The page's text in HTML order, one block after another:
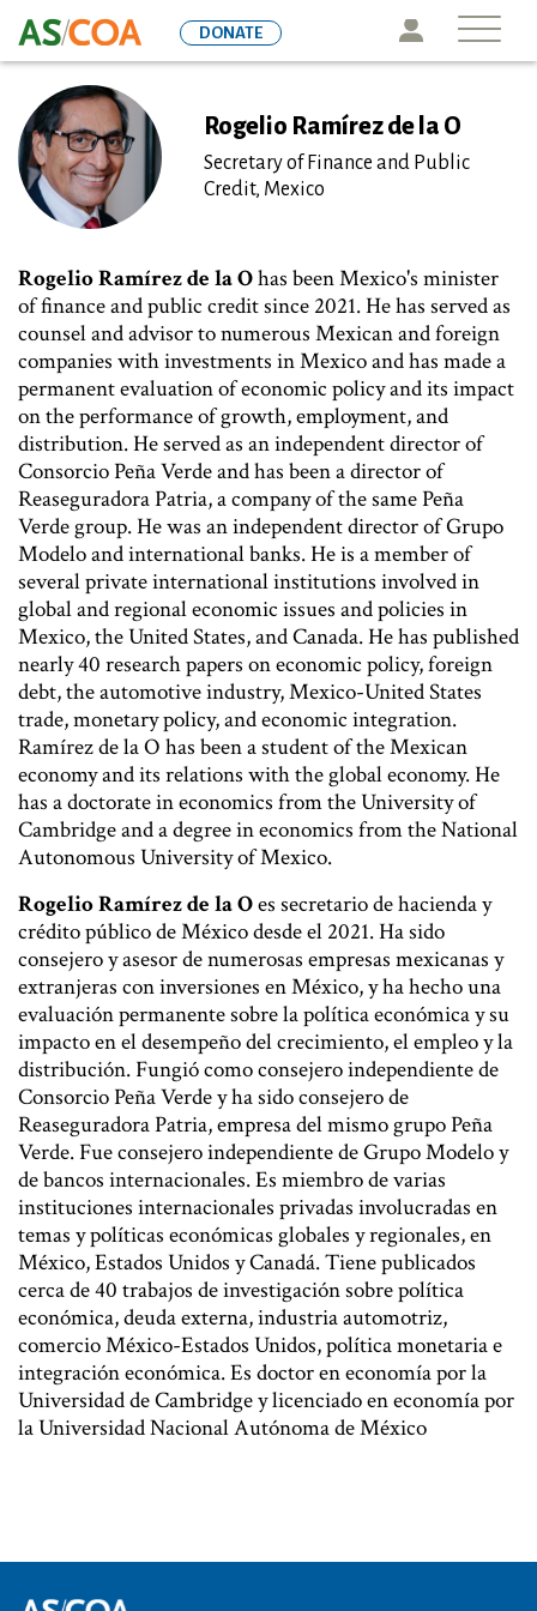
to
Icon
DONATE
Rogelio Ramírez de la O
Secretary of Finance and Public
Credit, Mexico
Rogelio Ramírez de la Ohas been Mexico's minister
of finance and public credit since 2021. He has served as
counsel and advisor to numerous Mexican and foreign
companies with investments in Mexico and has made a
permanent evaluation of economic policy and its impact
on the performance of growth, employment, and
distribution. He served as an independent director of
Consorcio Peña Verde and has been a director of
Reaseguradora Patria, a company of the same Peña
Verde group. He was an independent director of Grupo
Modelo and international banks. He is a member of
several private international institutions involved in
global and regional economic issues and policies in
Mexico, the United States, and Canada. He has published
nearly 40 research papers on economic policy, foreign
debt, the automotive industry, Mexico-United States
trade, monetary policy, and economic integration.
Ramírez de la O has been a student of the Mexican
economy and its relations with the global economy. He
has a doctorate in economics from the University of
Cambridge and a degree in economics from the National
Autonomous University of Mexico.
Rogelio Ramírez de la Oes secretario de hacienda y
crédito público de México desde el 2021. Ha sido
consejero y asesor de numerosas empresas mexicanas y
extranjeras con inversiones en México, y ha hecho una
evaluación permanente sobre la política económica y su
impacto en el desempeño del crecimiento, el empleo y la
distribución. Fungió como consejero independiente de
Consorcio Peña Verde y ha sido consejero de
Reaseguradora Patria, empresa del mismo grupo Peña
Verde. Fue consejero independiente de Grupo Modelo y
de bancos internacionales. Es miembro de varias
instituciones internacionales privadas involucradas en
temas y políticas económicas globales y regionales, en
México, Estados Unidos y Canadá. Tiene publicados
cerca de 40 trabajos de investigación sobre política
económica, deuda externa, industria automotriz,
comercio México-Estados Unidos, política monetaria e
integración económica. Es doctor en economía por la
Universidad de Cambridge y licenciado en economía por
la Universidad Nacional Autónoma de México